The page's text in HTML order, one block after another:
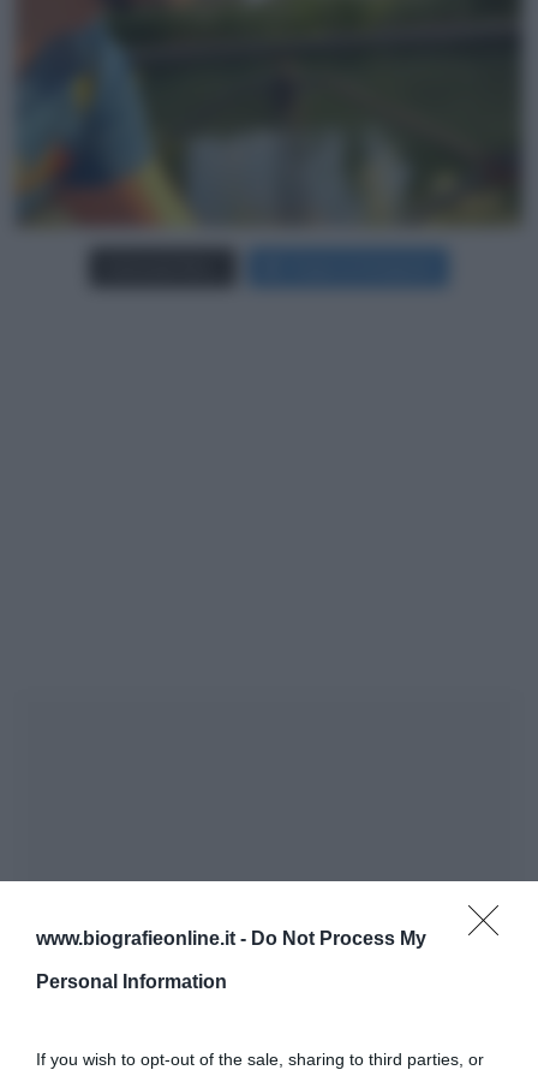
www.biografieonline.it - Do Not Process My
Personal Information
If you wish to opt-out of the sale, sharing to third parties, or